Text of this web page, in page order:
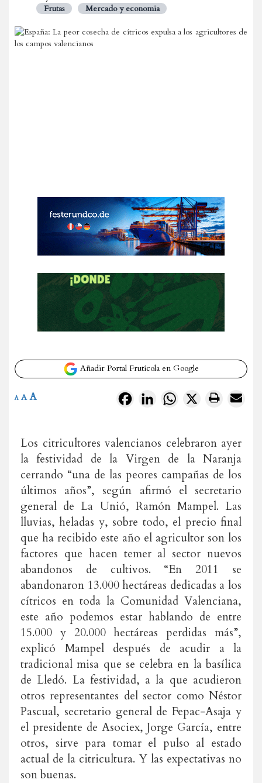
Frutas Mercado y economia
Añadir Portal Frutícola en Google
FacebookLinkedInWhatsApp
X
A A A
Los citricultores valencianos celebraron ayer
la festividad de la Virgen de la Naranja
cerrando “una de las peores campañas de los
últimos años”, según afirmó el secretario
general de La Unió, Ramón Mampel. Las
lluvias, heladas y, sobre todo, el precio final
que ha recibido este año el agricultor son los
factores que hacen temer al sector nuevos
abandonos de cultivos. “En 2011 se
abandonaron 13.000 hectáreas dedicadas a los
cítricos en toda la Comunidad Valenciana,
este año podemos estar hablando de entre
15.000 y 20.000 hectáreas perdidas más”,
explicó Mampel después de acudir a la
tradicional misa que se celebra en la basílica
de Lledó. La festividad, a la que acudieron
otros representantes del sector como Néstor
Pascual, secretario general de Fepac-Asaja y
el presidente de Asociex, Jorge García, entre
otros, sirve para tomar el pulso al estado
actual de la citricultura. Y las expectativas no
son buenas.